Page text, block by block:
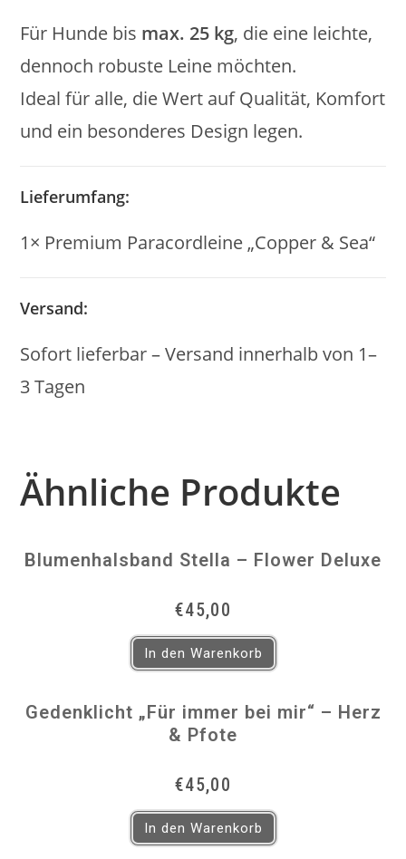
Für Hunde bis max. 25 kg, die eine leichte,
dennoch robuste Leine möchten.
Ideal für alle, die Wert auf Qualität, Komfort
und ein besonderes Design legen.
Lieferumfang:
1× Premium Paracordleine „Copper & Sea“
Versand:
Sofort lieferbar – Versand innerhalb von 1–
3 Tagen
Ähnliche Produkte
Blumenhalsband Stella – Flower Deluxe
€45,00
In den Warenkorb
Gedenklicht „Für immer bei mir“ – Herz
& Pfote
€45,00
In den Warenkorb